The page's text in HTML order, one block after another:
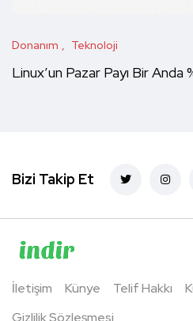
Donanım Teknoloji
Linux’un Pazar Payı Bir Anda
Bizi Takip Et
İletişim Künye Telif Hakkı
Gizlilik Sözleşmesi